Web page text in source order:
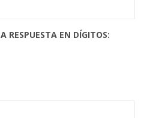
RESPUESTA EN DÍGITOS: